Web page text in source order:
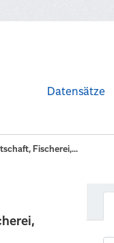
Datensätze
Fischerei,...